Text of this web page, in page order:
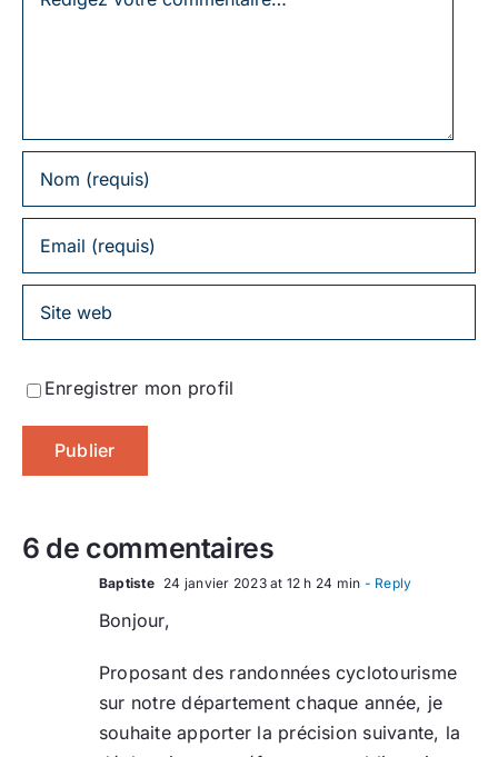
6 de commentaires
Baptiste 24 janvier 2023 at 12 h 24 min - Reply
Bonjour,
Proposant des randonnées cyclotourisme
sur notre département chaque année, je
souhaite apporter la précision suivante, la
Enregistrer mon profil